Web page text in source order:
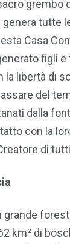
grembo
genera tutte
Casa
figli
la libertà di
del
dalla
con la
di
grande
km² di